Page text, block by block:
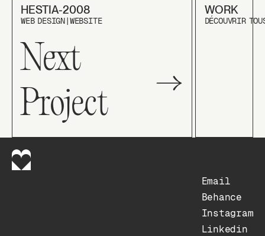
Work
WORK
DÉCOUVRIR
Hestia-2008
HESTIA-2008
WEB DESIGN|WEBSITE
Next
Project
→
Email
Email
Behance
Behance
Instagram
Instagram
Linkedin
Linkedin